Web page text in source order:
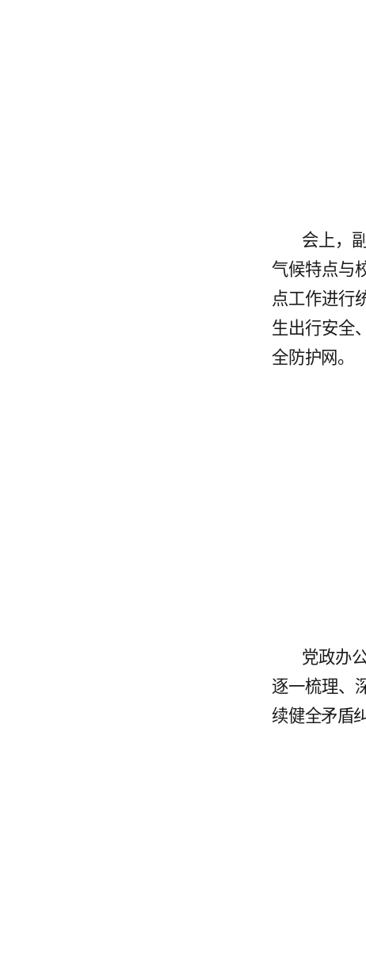
会上，
气候特点与
点工作进行
生出行安全
全防护网。
党政办
逐一梳理、
续健全矛盾